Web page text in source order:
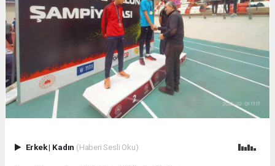
Erkek| Kadın (Haberi Sesli Oku)